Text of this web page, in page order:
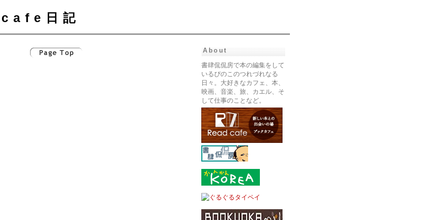
cafe日記
About
書肆侃侃房で本の編集をして
いるぴのこのつれづれなる
日々。大好きなカフェ、本、
映画、音楽、旅、カエル、そ
して仕事のことなど。